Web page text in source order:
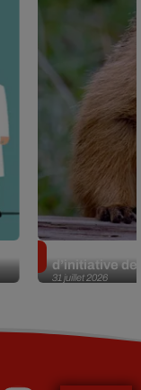
31 juillet 2026
d’initiative